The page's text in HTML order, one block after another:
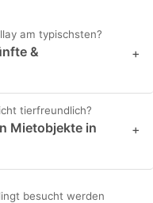
am typischsten?
&
+
tierfreundlich?
Mietobjekte in
+
besucht werden